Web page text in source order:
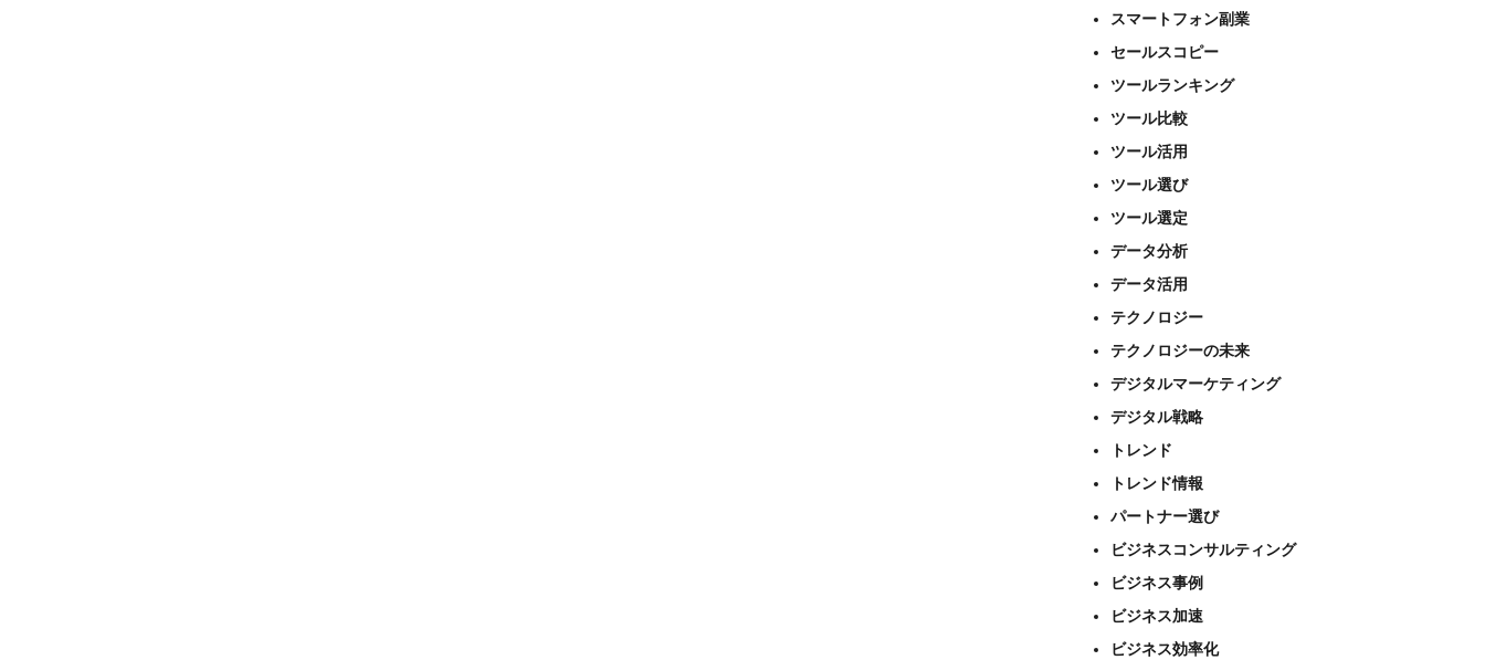
スマートフォン副業
セールスコピー
ツールランキング
ツール比較
ツール活用
ツール選び
ツール選定
データ分析
データ活用
テクノロジー
テクノロジーの未来
デジタルマーケティング
デジタル戦略
トレンド
トレンド情報
パートナー選び
ビジネスコンサルティング
ビジネス事例
ビジネス加速
ビジネス効率化